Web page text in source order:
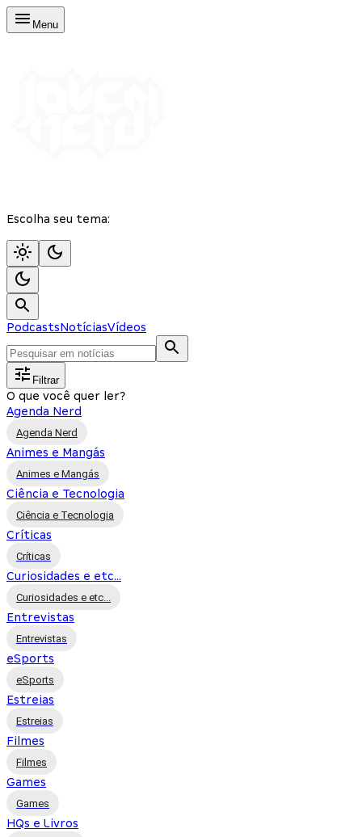
Menu
Escolha seu tema:
PodcastsNotíciasVídeos
Filtrar
O que você quer ler?
Agenda Nerd
Agenda Nerd
Animes e Mangás
Animes e Mangás
Ciência e Tecnologia
Ciência e Tecnologia
Críticas
Críticas
Curiosidades e etc...
Curiosidades e etc...
Entrevistas
Entrevistas
eSports
eSports
Estreias
Estreias
Filmes
Filmes
Games
Games
HQs e Livros